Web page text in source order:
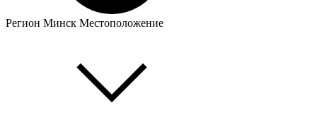
Регион Минск Местоположение